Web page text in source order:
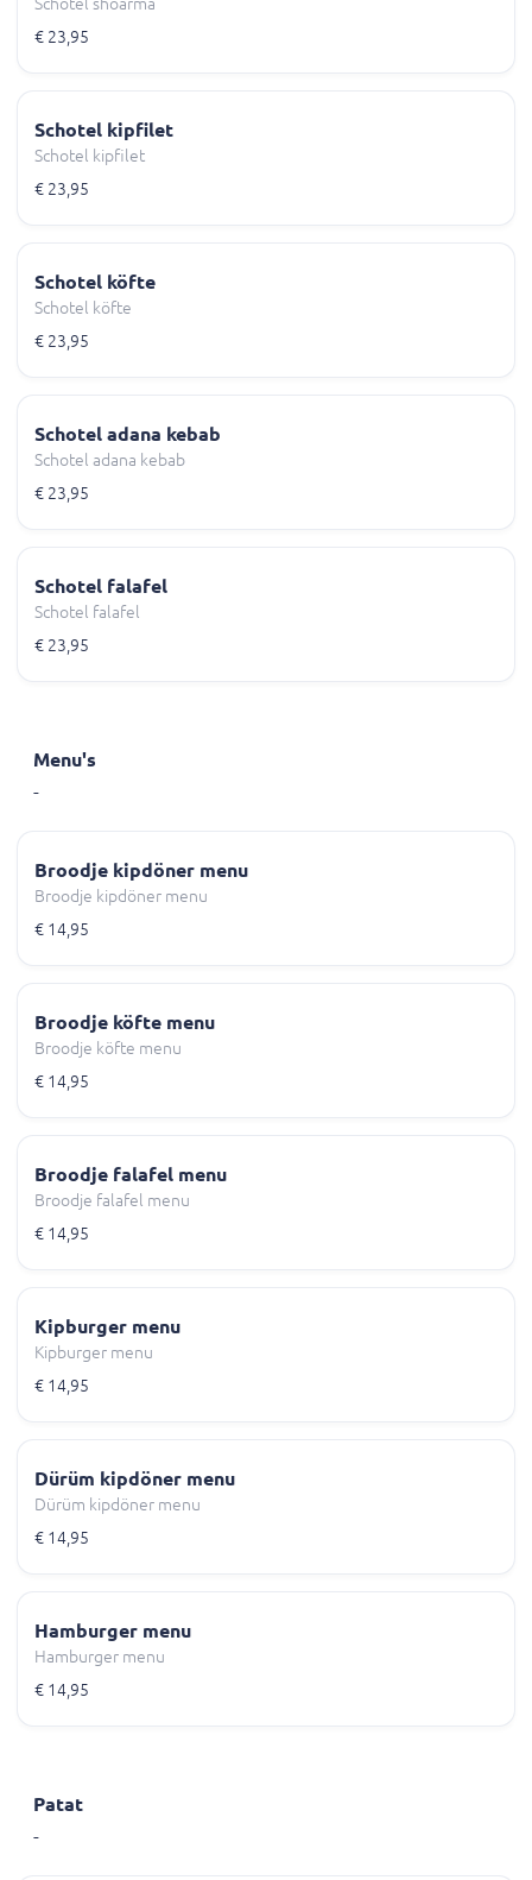
€ 23,95
Schotel kipfilet
Schotel kipfilet
€ 23,95
Schotel köfte
Schotel köfte
€ 23,95
Schotel adana kebab
Schotel adana kebab
€ 23,95
Schotel falafel
Schotel falafel
€ 23,95
Menu's
-
Broodje kipdöner menu
Broodje kipdöner menu
€ 14,95
Broodje köfte menu
Broodje köfte menu
€ 14,95
Broodje falafel menu
Broodje falafel menu
€ 14,95
Kipburger menu
Kipburger menu
€ 14,95
Dürüm kipdöner menu
Dürüm kipdöner menu
€ 14,95
Hamburger menu
Hamburger menu
€ 14,95
Patat
-